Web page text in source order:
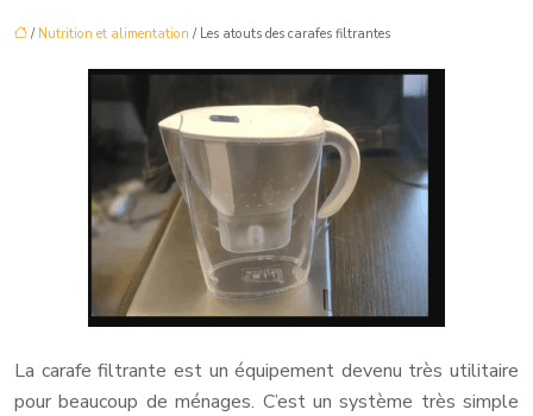
/ Nutrition et alimentation / Les atouts des carafes filtrantes
La carafe filtrante est un équipement devenu très utilitaire
pour beaucoup de ménages. C’est un système très simple